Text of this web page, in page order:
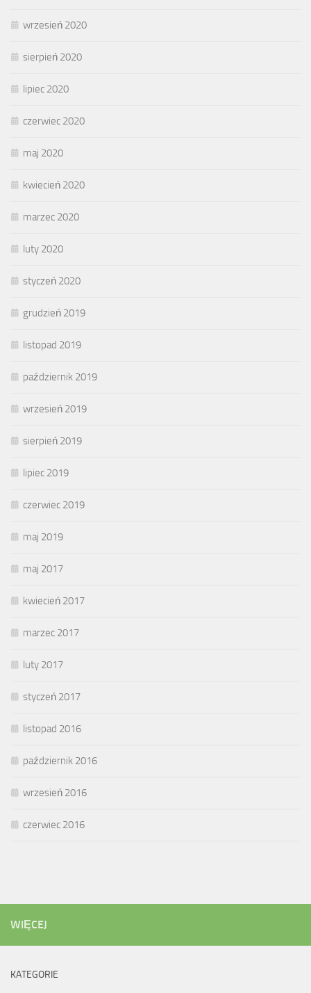
wrzesień 2020
sierpień 2020
lipiec 2020
czerwiec 2020
maj 2020
kwiecień 2020
marzec 2020
luty 2020
styczeń 2020
grudzień 2019
listopad 2019
październik 2019
wrzesień 2019
sierpień 2019
lipiec 2019
czerwiec 2019
maj 2019
maj 2017
kwiecień 2017
marzec 2017
luty 2017
styczeń 2017
listopad 2016
październik 2016
wrzesień 2016
czerwiec 2016
WIĘCEJ
KATEGORIE